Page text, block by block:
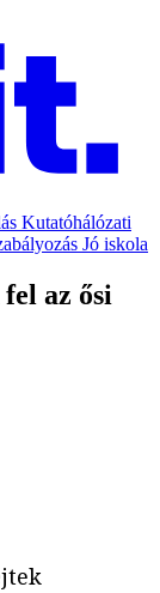
Kutatóhálózati
Jó iskola
az ősi